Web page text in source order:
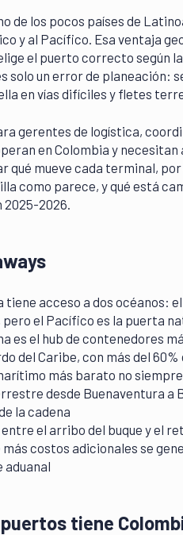
de los pocos países de
y al Pacífico. Esa ventaja
el puerto correcto según
solo un error de planeación:
en vías difíciles y fletes
gerentes de logística,
en Colombia y
qué mueve cada terminal,
como parece, y qué está
2025-2026.
tiene acceso a dos océanos:
pero el Pacífico es la puerta
es el hub de contenedores
del Caribe, con más del
más barato no
desde Buenaventura a
la cadena
el arribo del buque y el
más costos adicionales se
aduanal
tiene